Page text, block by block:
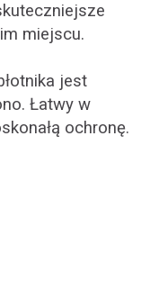
miejscu.
jest
Łatwy w
ochronę.